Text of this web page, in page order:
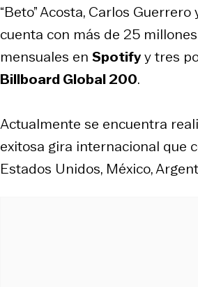
“Beto” Acosta, Carlos
cuenta con más de 25
mensuales en Spotifyy tres
Billboard Global 200.
Actualmente se encuentra
exitosa gira internacional que
Estados Unidos, México,